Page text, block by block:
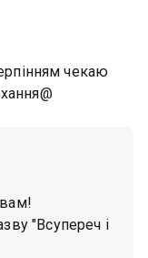
чекаю
"Всупереч і